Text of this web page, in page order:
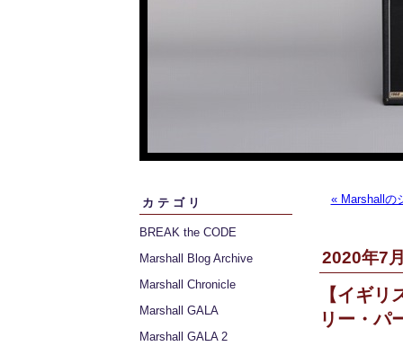
カテゴリ
BREAK the CODE
Marshall Blog Archive
Marshall Chronicle
Marshall GALA
Marshall GALA 2
« Marshallの
2020年7
【イギ
リー・パ